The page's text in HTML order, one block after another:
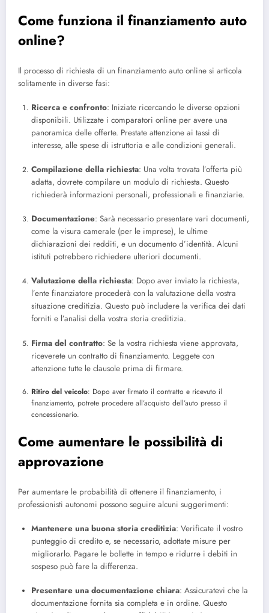
Come funziona il finanziamento auto
online?
Il processo di richiesta di un finanziamento auto online si articola
solitamente in diverse fasi:
Ricerca e confronto: Iniziate ricercando le diverse opzioni
disponibili. Utilizzate i comparatori online per avere una
panoramica delle offerte. Prestate attenzione ai tassi di
interesse, alle spese di istruttoria e alle condizioni generali.
Compilazione della richiesta: Una volta trovata l’offerta più
adatta, dovrete compilare un modulo di richiesta. Questo
richiederà informazioni personali, professionali e finanziarie.
Documentazione: Sarà necessario presentare vari documenti,
come la visura camerale (per le imprese), le ultime
dichiarazioni dei redditi, e un documento d’identità. Alcuni
istituti potrebbero richiedere ulteriori documenti.
Valutazione della richiesta: Dopo aver inviato la richiesta,
l’ente finanziatore procederà con la valutazione della vostra
situazione creditizia. Questo può includere la verifica dei dati
forniti e l’analisi della vostra storia creditizia.
Firma del contratto: Se la vostra richiesta viene approvata,
riceverete un contratto di finanziamento. Leggete con
attenzione tutte le clausole prima di firmare.
Ritiro del veicolo: Dopo aver firmato il contratto e ricevuto il
finanziamento, potrete procedere all’acquisto dell’auto presso il
concessionario.
Come aumentare le possibilità di
approvazione
Per aumentare le probabilità di ottenere il finanziamento, i
professionisti autonomi possono seguire alcuni suggerimenti:
Mantenere una buona storia creditizia: Verificate il vostro
punteggio di credito e, se necessario, adottate misure per
migliorarlo. Pagare le bollette in tempo e ridurre i debiti in
sospeso può fare la differenza.
Presentare una documentazione chiara: Assicuratevi che la
documentazione fornita sia completa e in ordine. Questo